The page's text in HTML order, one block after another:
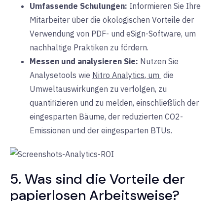
Umfassende Schulungen: Informieren Sie Ihre
Mitarbeiter über die ökologischen Vorteile der
Verwendung von PDF- und eSign-Software, um
nachhaltige Praktiken zu fördern.
Messen und analysieren Sie: Nutzen Sie
Analysetools wie Nitro Analytics, um die
Umweltauswirkungen zu verfolgen, zu
quantifizieren und zu melden, einschließlich der
eingesparten Bäume, der reduzierten CO2-
Emissionen und der eingesparten BTUs.
5. Was sind die Vorteile der
papierlosen Arbeitsweise?